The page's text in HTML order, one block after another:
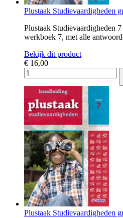
Plustaak Studievaardigheden
Plustaak Studievaardigheden
werkboek 7, met alle
Bekijk dit product
€ 16,00
Plustaak Studievaardigheden